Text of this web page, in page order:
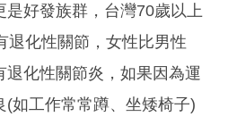
是好發族群，台灣70歲以上
退化性關節，女性比男性
退化性關節炎，如果因為運
(如工作常常蹲、坐矮椅子)